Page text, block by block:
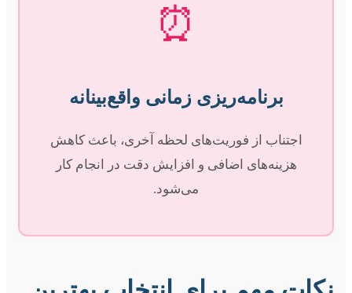
⏰
برنامه‌ریزی زمانی واقع‌بینانه
اجتناب از فوریت‌های لحظه آخری، باعث کاهش
هزینه‌های اضافی و افزایش دقت در انجام کار
می‌شود.